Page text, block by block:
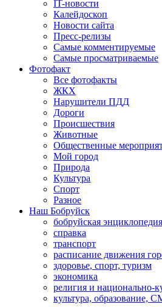
IT-новости
Калейдоскоп
Новости сайта
Пресс-релизы
Самые комментируемые
Самые просматриваемые
Фотофакт
Все фотофакты
ЖКХ
Нарушители ПДД
Дороги
Происшествия
Животные
Общественные
Мой город
Природа
Культура
Спорт
Разное
Наш Бобруйск
бобруйская энциклопедия
справка
транспорт
расписание движения
здоровье, спорт, туризм
экономика
религия и национально-
культура, образование,